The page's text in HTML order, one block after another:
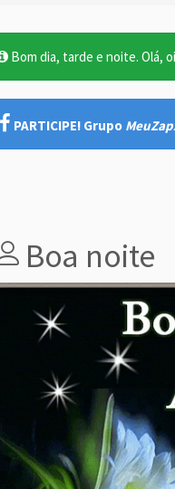
Bom dia, tarde e noite. Olá,
PARTICIPE! Grupo
Boa noite